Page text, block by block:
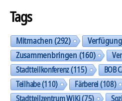
Tags
Mitmachen(292)
Zusammenbringen(160)
Stadtteilkonferenz(115) BOB
Teilhabe(110) Färberei(108)
Stadtteilzentrum WiKi(75)